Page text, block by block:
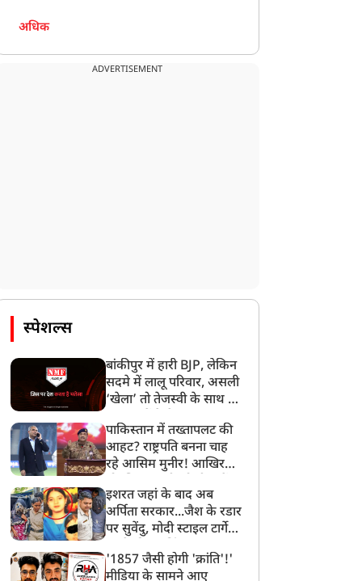
होगा शिक्षक प्रशिक्षण
अधिक
ADVERTISEMENT
स्पेशल्स
बांकीपुर में हारी BJP, लेकिन
सदमे में लालू परिवार, असली
‘खेला’ तो तेजस्वी के साथ हो
पाकिस्तान में तख्तापलट की
आहट? राष्ट्रपति बनना चाह
रहे आसिम मुनीर! आखिर
बनाया मोहरा?
इशरत जहां के बाद अब
अर्पिता सरकार...जैश के रडार
पर सुवेंदु, मोदी स्टाइल टार्गेट
बड़ा एक्शन!
'1857 जैसी होगी 'क्रांति'!'
मीडिया के सामने आए